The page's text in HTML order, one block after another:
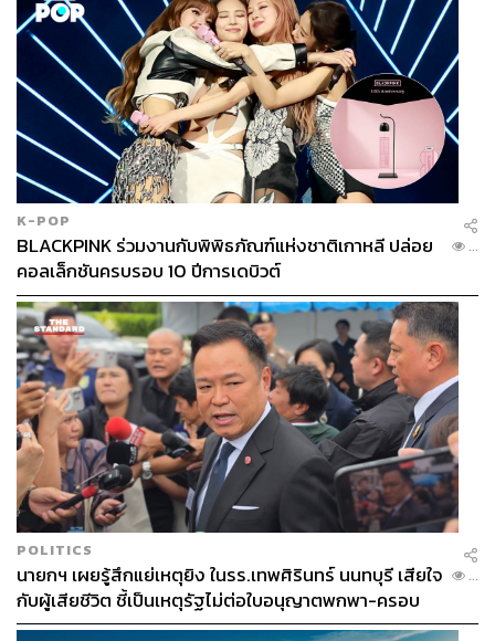
K-POP
BLACKPINK ร่วมงานกับพิพิธภัณฑ์แห่งชาติเกาหลี ปล่อย
คอลเล็กชันครบรอบ 10 ปีการเดบิวต์
...
POLITICS
นายกฯ เผยรู้สึกแย่เหตุยิง ในรร.เทพศิรินทร์ นนทบุรี เสียใจ
กับผู้เสียชีวิต ชี้เป็นเหตุรัฐไม่ต่อใบอนุญาตพกพา-ครอบ
ครองปืน
...